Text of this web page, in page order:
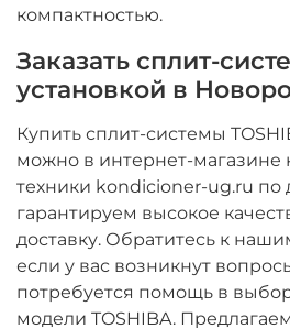
компактностью.
Заказать сплит-
установкой в
Купить сплит-системы
можно в интернет-магазине
техники kondicioner-ug.ru по
гарантируем высокое
доставку. Обратитесь к
если у вас возникнут
потребуется помощь в
модели TOSHIBA.